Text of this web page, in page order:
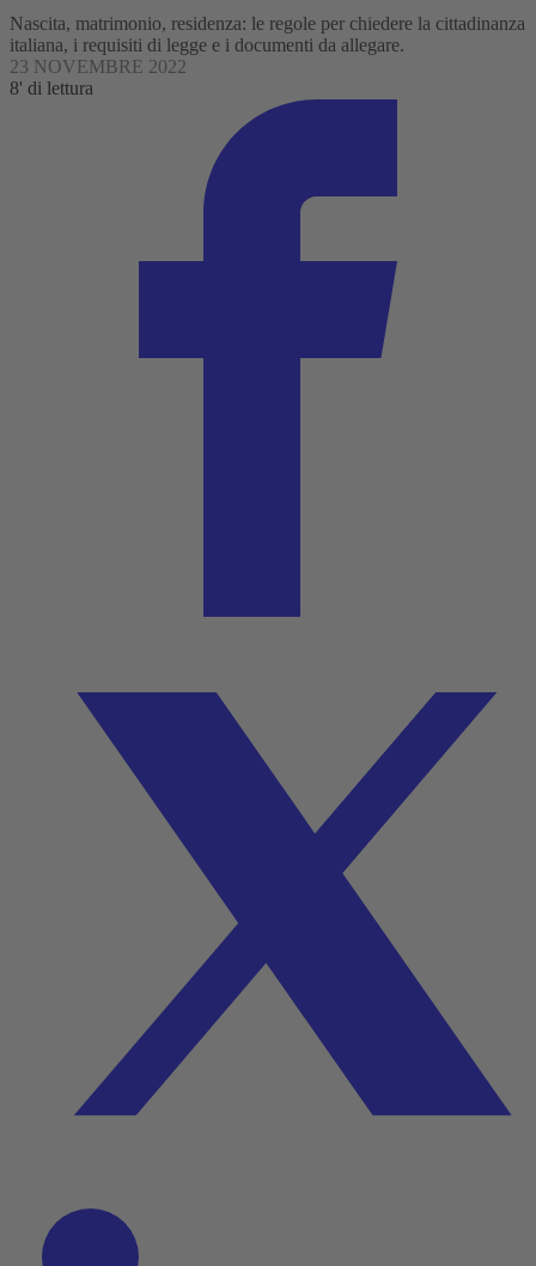
Nascita, matrimonio, residenza: le regole per chiedere la cittadinanza
italiana, i requisiti di legge e i documenti da allegare.
23 NOVEMBRE 2022
8' di lettura